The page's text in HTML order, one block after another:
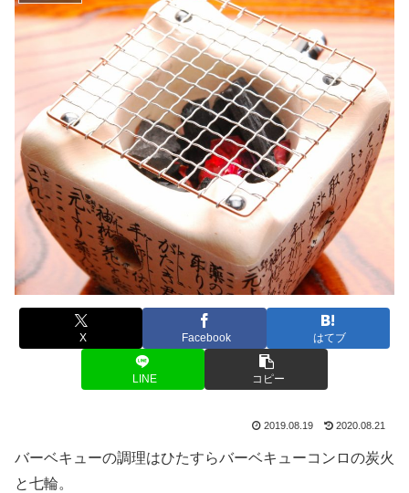
X Facebook はてブ
LINE コピー
2019.08.19 2020.08.21
バーベキューの調理はひたすらバーベキューコンロの炭火
と七輪。